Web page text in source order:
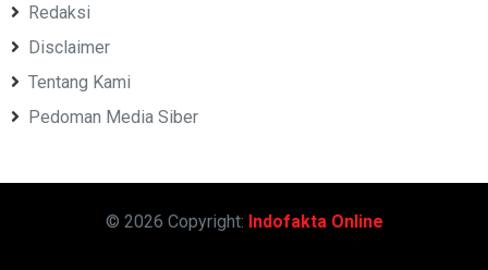
Redaksi
Disclaimer
Tentang Kami
Pedoman Media Siber
© 2026 Copyright: Indofakta Online